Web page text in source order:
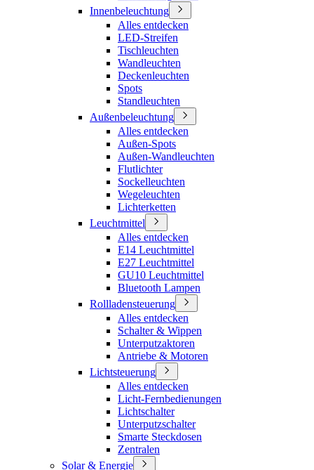
Innenbeleuchtung
Alles entdecken
LED-Streifen
Tischleuchten
Wandleuchten
Deckenleuchten
Spots
Standleuchten
Außenbeleuchtung
Alles entdecken
Außen-Spots
Außen-Wandleuchten
Flutlichter
Sockelleuchten
Wegeleuchten
Lichterketten
Leuchtmittel
Alles entdecken
E14 Leuchtmittel
E27 Leuchtmittel
GU10 Leuchtmittel
Bluetooth Lampen
Rollladensteuerung
Alles entdecken
Schalter & Wippen
Unterputzaktoren
Antriebe & Motoren
Lichtsteuerung
Alles entdecken
Licht-Fernbedienungen
Lichtschalter
Unterputzschalter
Smarte Steckdosen
Zentralen
Solar & Energie